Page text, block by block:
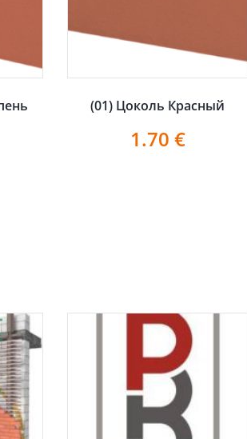
(01) Цоколь Красный
1.70 €